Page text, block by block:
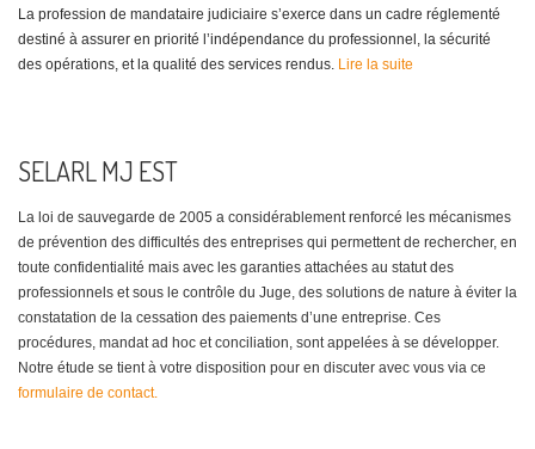
La profession de mandataire judiciaire s’exerce dans un cadre réglementé
destiné à assurer en priorité l’indépendance du professionnel, la sécurité
des opérations, et la qualité des services rendus. Lire la suite
SELARL MJ EST
La loi de sauvegarde de 2005 a considérablement renforcé les mécanismes
de prévention des difficultés des entreprises qui permettent de rechercher, en
toute confidentialité mais avec les garanties attachées au statut des
professionnels et sous le contrôle du Juge, des solutions de nature à éviter la
constatation de la cessation des paiements d’une entreprise. Ces
procédures, mandat ad hoc et conciliation, sont appelées à se développer.
Notre étude se tient à votre disposition pour en discuter avec vous via ce
formulaire de contact.